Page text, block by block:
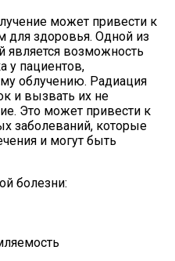
может привести к
для здоровья. Одной из
является возможность
у пациентов,
облучению. Радиация
и вызвать их не
Это может привести к
заболеваний, которые
и могут быть
болезни: